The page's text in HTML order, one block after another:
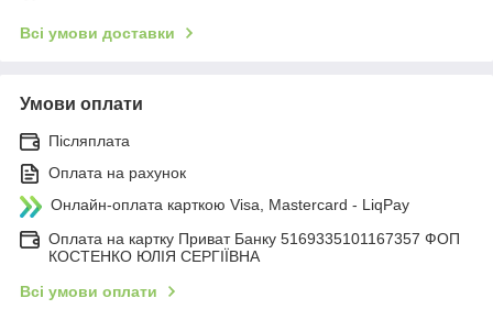
Всі умови доставки
Умови оплати
Післяплата
Оплата на рахунок
Онлайн-оплата карткою Visa, Mastercard - LiqPay
Оплата на картку Приват Банку 5169335101167357 ФОП
КОСТЕНКО ЮЛІЯ СЕРГІЇВНА
Всі умови оплати